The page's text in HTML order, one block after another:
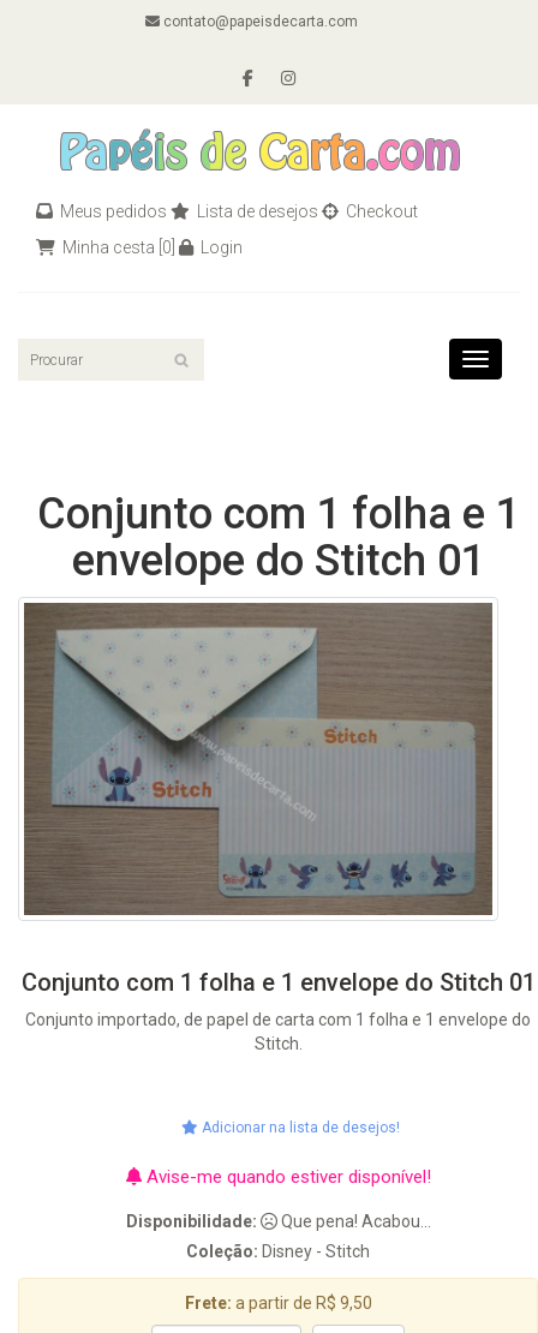
contato@papeisdecarta.com
Meus pedidos Lista de desejos
Checkout
Minha cesta [0] Login
Toggle
Conjunto com 1 folha e 1
envelope do Stitch 01
Conjunto com 1 folha e 1 envelope do Stitch 01
Conjunto importado, de papel de carta com 1 folha e 1 envelope do
Stitch.
Adicionar na lista de desejos!
Avise-me quando estiver disponível!
Disponibilidade:
Que pena! Acabou...
Coleção: Disney - Stitch
Frete: a partir de R$ 9,50